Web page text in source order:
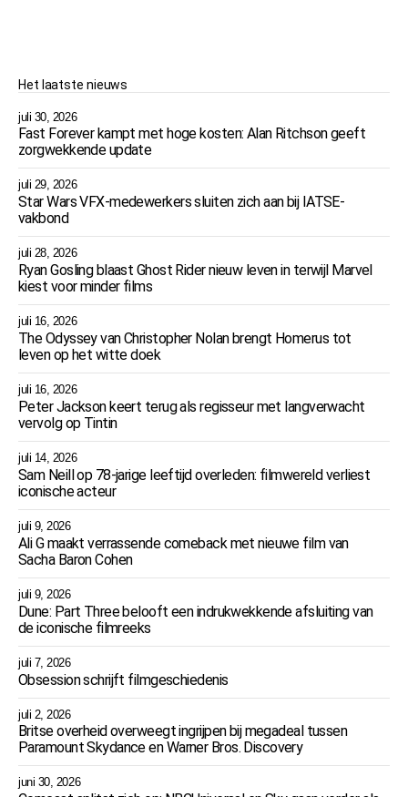
Het laatste nieuws
juli 30, 2026
Fast Forever kampt met hoge kosten: Alan Ritchson geeft
zorgwekkende update
juli 29, 2026
Star Wars VFX-medewerkers sluiten zich aan bij IATSE-
vakbond
juli 28, 2026
Ryan Gosling blaast Ghost Rider nieuw leven in terwijl Marvel
kiest voor minder films
juli 16, 2026
The Odyssey van Christopher Nolan brengt Homerus tot
leven op het witte doek
juli 16, 2026
Peter Jackson keert terug als regisseur met langverwacht
vervolg op Tintin
juli 14, 2026
Sam Neill op 78-jarige leeftijd overleden: filmwereld verliest
iconische acteur
juli 9, 2026
Ali G maakt verrassende comeback met nieuwe film van
Sacha Baron Cohen
juli 9, 2026
Dune: Part Three belooft een indrukwekkende afsluiting van
de iconische filmreeks
juli 7, 2026
Obsession schrijft filmgeschiedenis
juli 2, 2026
Britse overheid overweegt ingrijpen bij megadeal tussen
Paramount Skydance en Warner Bros. Discovery
juni 30, 2026